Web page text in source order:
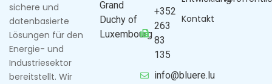
sichere und
datenbasierte
Lösungen für den
Energie- und
Industriesektor
bereitstellt. Wir
Grand
Duchy of
Luxembourg
+352
263
83
135
info@bluere.lu
Kontakt